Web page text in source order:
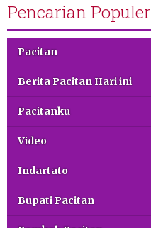
Pencarian Populer
Pacitan
Berita Pacitan Hari ini
Pacitanku
Video
Indartato
Bupati Pacitan